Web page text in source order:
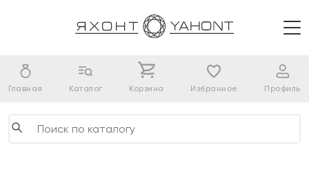
Главная Каталог Корзина Избранное Профиль